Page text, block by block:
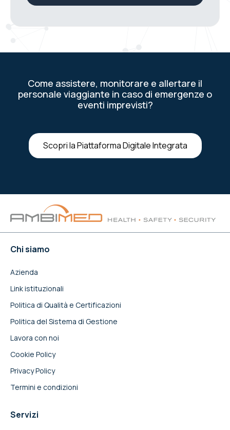
Come assistere, monitorare e allertare il
personale viaggiante in caso di emergenze o
eventi imprevisti?
Scopri la Piattaforma Digitale Integrata
Chi siamo
Azienda
Link istituzionali
Politica di Qualità e Certificazioni
Politica del Sistema di Gestione
Lavora con noi
Cookie Policy
Privacy Policy
Termini e condizioni
Servizi